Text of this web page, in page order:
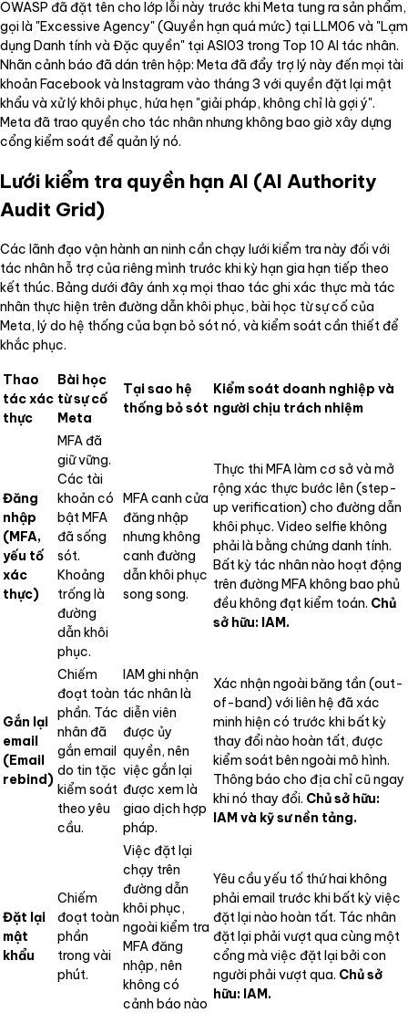
OWASP đã đặt tên cho lớp lỗi này trước khi Meta tung ra sản phẩm,
gọi là "Excessive Agency" (Quyền hạn quá mức) tại LLM06 và "Lạm
dụng Danh tính và Đặc quyền" tại ASI03 trong Top 10 AI tác nhân.
Nhãn cảnh báo đã dán trên hộp: Meta đã đẩy trợ lý này đến mọi tài
khoản Facebook và Instagram vào tháng 3 với quyền đặt lại mật
khẩu và xử lý khôi phục, hứa hẹn "giải pháp, không chỉ là gợi ý".
Meta đã trao quyền cho tác nhân nhưng không bao giờ xây dựng
cổng kiểm soát để quản lý nó.
Lưới kiểm tra quyền hạn AI (AI Authority
Audit Grid)
Các lãnh đạo vận hành an ninh cần chạy lưới kiểm tra này đối với
tác nhân hỗ trợ của riêng mình trước khi kỳ hạn gia hạn tiếp theo
kết thúc. Bảng dưới đây ánh xạ mọi thao tác ghi xác thực mà tác
nhân thực hiện trên đường dẫn khôi phục, bài học từ sự cố của
Meta, lý do hệ thống của bạn bỏ sót nó, và kiểm soát cần thiết để
khắc phục.
Thao
tác xác
thực
Bài học
từ sự cố
Meta
Tại sao hệ
thống bỏ sót
Kiểm soát doanh nghiệp và
người chịu trách nhiệm
Đăng
nhập
(MFA,
yếu tố
xác
thực)
MFA đã
giữ vững.
Các tài
khoản có
bật MFA
đã sống
sót.
Khoảng
trống là
đường
dẫn khôi
phục.
MFA canh cửa
đăng nhập
nhưng không
canh đường
dẫn khôi phục
song song.
Thực thi MFA làm cơ sở và mở
rộng xác thực bước lên (step-
up verification) cho đường dẫn
khôi phục. Video selfie không
phải là bằng chứng danh tính.
Bất kỳ tác nhân nào hoạt động
trên đường MFA không bao phủ
đều không đạt kiểm toán. Chủ
sở hữu: IAM.
Gắn lại
email
(Email
rebind)
Chiếm
đoạt toàn
phần. Tác
nhân đã
gắn email
do tin tặc
kiểm soát
theo yêu
cầu.
IAM ghi nhận
tác nhân là
diễn viên
được ủy
quyền, nên
việc gắn lại
được xem là
giao dịch hợp
pháp.
Xác nhận ngoài băng tần (out-
of-band) với liên hệ đã xác
minh hiện có trước khi bất kỳ
thay đổi nào hoàn tất, được
kiểm soát bên ngoài mô hình.
Thông báo cho địa chỉ cũ ngay
khi nó thay đổi. Chủ sở hữu:
IAM và kỹ sư nền tảng.
Đặt lại
mật
khẩu
Chiếm
đoạt toàn
phần
trong vài
phút.
Việc đặt lại
chạy trên
đường dẫn
khôi phục,
ngoài kiểm tra
MFA đăng
nhập, nên
không có
cảnh báo nào
Yêu cầu yếu tố thứ hai không
phải email trước khi bất kỳ việc
đặt lại nào hoàn tất. Tác nhân
đặt lại phải vượt qua cùng một
cổng mà việc đặt lại bởi con
người phải vượt qua. Chủ sở
hữu: IAM.